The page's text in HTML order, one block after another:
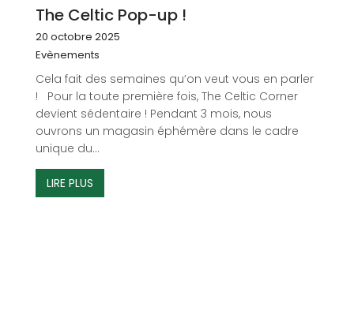
The Celtic Pop-up !
20 octobre 2025
Evènements
Cela fait des semaines qu’on veut vous en parler
! Pour la toute première fois, The Celtic Corner
devient sédentaire ! Pendant 3 mois, nous
ouvrons un magasin éphémère dans le cadre
unique du...
LIRE PLUS